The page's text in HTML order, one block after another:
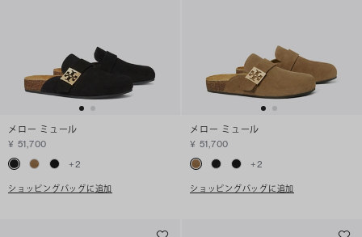
メロー ミュール
¥ 51,700
+2
ショッピングバッグに追加
メロー ミュール
¥ 51,700
+2
ショッピングバッグに追加